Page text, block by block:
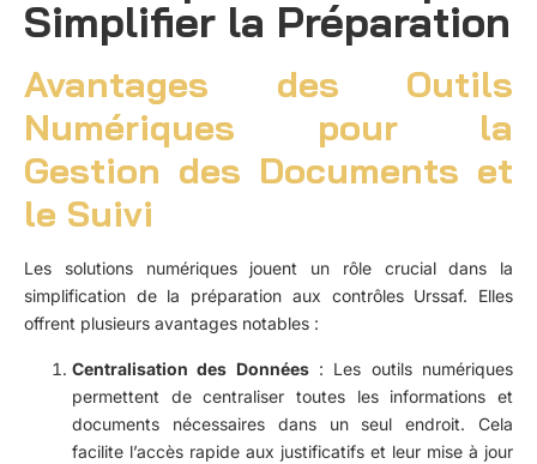
Simplifier la Préparation
Avantages des Outils
Numériques pour la
Gestion des Documents et
le Suivi
Les solutions numériques jouent un rôle crucial dans la
simplification de la préparation aux contrôles Urssaf. Elles
offrent plusieurs avantages notables :
Centralisation des Données: Les outils numériques
permettent de centraliser toutes les informations et
documents nécessaires dans un seul endroit. Cela
facilite l’accès rapide aux justificatifs et leur mise à jour